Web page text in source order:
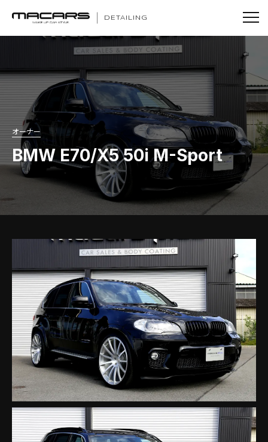
DETAILING
オーナー
BMW E70/X5 50i M-Sport